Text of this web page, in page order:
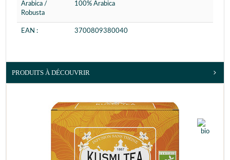
Arabica /
Robusta
100% Arabica
EAN : 3700809380040
PRODUITS À DÉCOUVRIR